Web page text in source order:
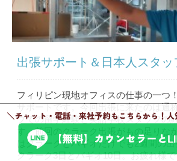
出張サポート＆日本人スタッ
フィリピン現地オフィスの仕事の一つ
サポートです。今回出張に来たのは通
ブでの留学経験と英語学校スタッフの
す。前回のクラーク出張がもの足りな
はクラークとバギオだけでも2週間の出
クラーク3日とバギオ10日。お疲れ様